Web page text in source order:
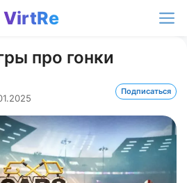
VirtRe
про гонки
Подписаться